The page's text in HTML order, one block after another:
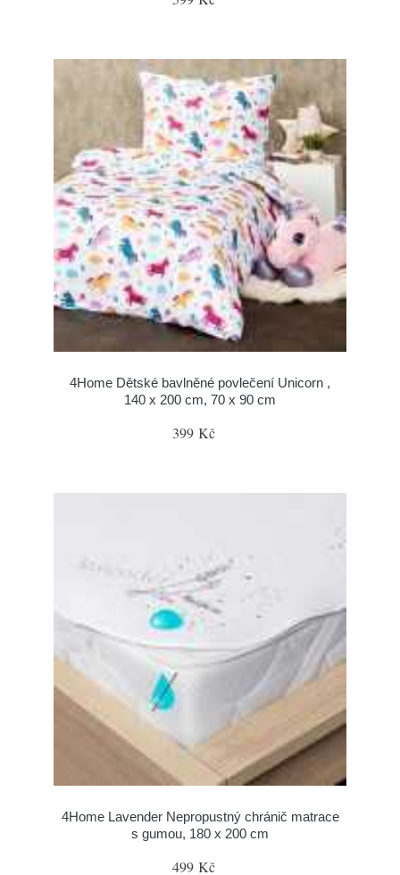
4Home Dětské bavlněné povlečení Unicorn ,
140 x 200 cm, 70 x 90 cm
399 Kč
4Home Lavender Nepropustný chránič matrace
s gumou, 180 x 200 cm
499 Kč